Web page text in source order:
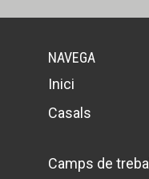
NAVEGA
Inici
Casals
Camps de treball